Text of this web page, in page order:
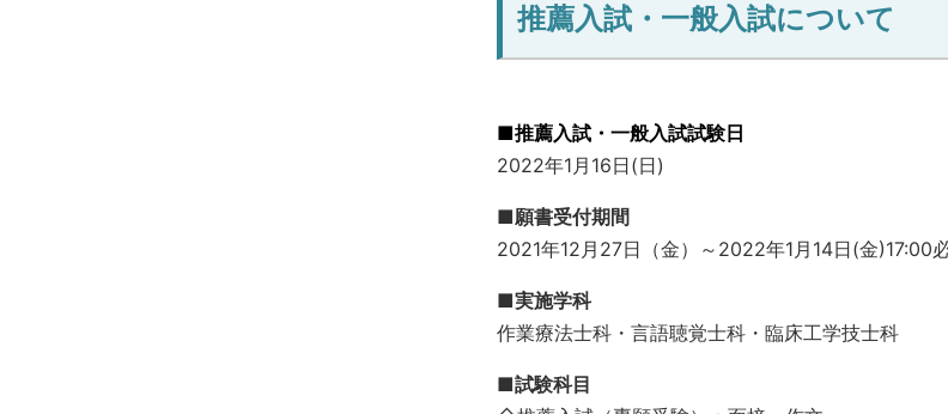
推薦入試・一般入試について
■推薦入試・一般入試試験日
2022年1月16日(日)
■願書受付期間
2021年12月27日（金）～2022年1月14日(金)17:00
■実施学科
作業療法士科・言語聴覚士科・臨床工学技士科
■試験科目